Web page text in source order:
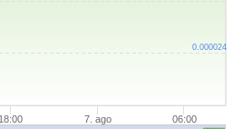
18:00 7. ago 06:00
0.000024